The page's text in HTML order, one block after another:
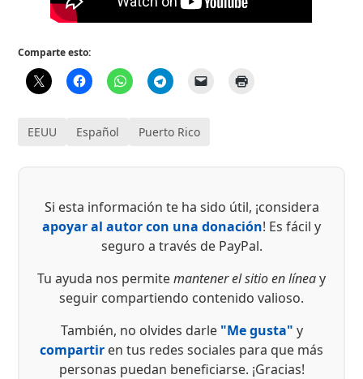
Comparte esto:
EEUU Español Puerto Rico
Si esta información te ha sido útil, ¡considera
apoyar al autor con una donación! Es fácil y
seguro a través de PayPal.
Tu ayuda nos permitemantener el sitio en líneay
seguir compartiendo contenido valioso.
También, no olvides darle "Me gusta" y
compartir en tus redes sociales para que más
personas puedan beneficiarse. ¡Gracias!